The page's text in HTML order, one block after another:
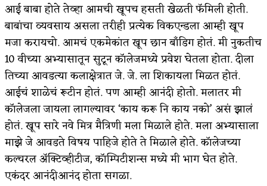
आई बाबा होते तेव्हा आमची खूपच हसती खेळती फॅमिली होती.
बाबांचा व्यवसाय असला तरीही प्रत्येक विकएन्डला आम्ही खूप
मजा करायचो. आमचं एकमेकांत खूप छान बाँडिग होतं. मी नुकतीच
10 वीच्या अभ्यासातून सुटून कॉलेजमध्ये प्रवेश घेतला होता. दीला
तिच्या आवडत्या कलाक्षेत्रात जे. जे. ला शिकायला मिळत होतं.
आईचं शाळेचं रूटीन होतं. पण आम्ही आनंदी होतो. मलातर मी
कॉलेजला जायला लागल्यावर ‘काय करू नि काय नको’ असं झालं
होतं. खूप सारे नवे मित्र मैत्रिणी मला मिळाले होते. मला अभ्यासाला
माझे जे आवडते विषय पाहिजे होते ते मिळाले होते. कॉलेजच्या
कल्चरल अॅक्टिव्हीटीज, कॉम्पिटीशन्स मध्ये मी भाग घेत होते.
एकंदर आनंदीआनंद होता सगळा.